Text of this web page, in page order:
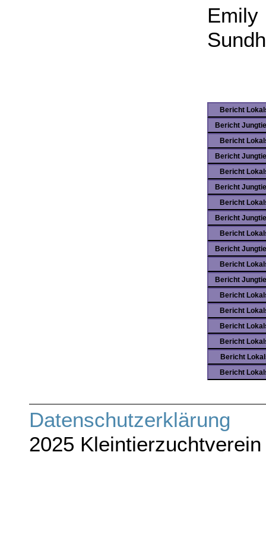
Bericht
Bericht
Bericht
Bericht
Bericht
Bericht
Bericht
Bericht
Bericht
Bericht
Bericht
Bericht
Bericht
Bericht
Bericht
Bericht
Bericht
Bericht
2025